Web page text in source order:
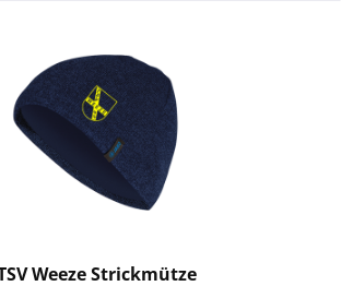
Weeze Strickmütze